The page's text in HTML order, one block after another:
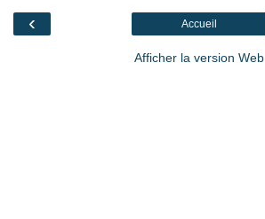
‹ Accueil
Afficher la version Web